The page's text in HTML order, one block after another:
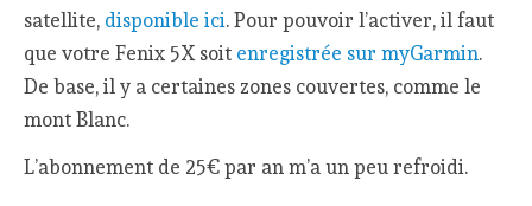
satellite, disponible ici. Pour pouvoir l’activer, il faut
que votre Fenix 5X soit enregistrée sur myGarmin.
De base, il y a certaines zones couvertes, comme le
mont Blanc.
L’abonnement de 25€ par an m’a un peu refroidi.